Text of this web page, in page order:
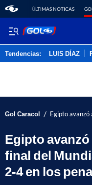
ÚLTIMAS NOTICAS
Tendencias: LUIS DÍAZ
Gol Caracol / Egipto
Egipto
final del
2-4 en los